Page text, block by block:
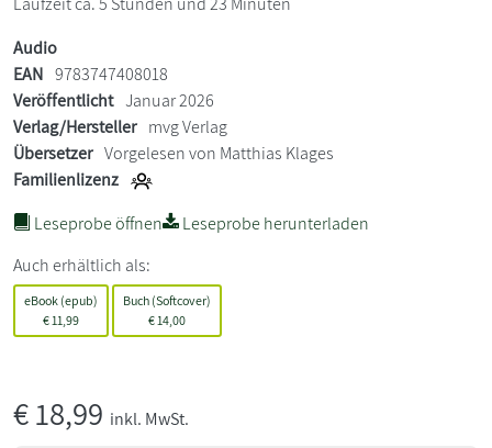
Audio
EAN 9783747408018
Veröffentlicht Januar 2026
Verlag/Hersteller mvg Verlag
Übersetzer Vorgelesen von Matthias Klages
Familienlizenz
Leseprobe öffnen
Leseprobe herunterladen
Auch erhältlich als:
eBook (epub)
€ 11,99
Buch (Softcover)
€ 14,00
€18,99 inkl. MwSt.